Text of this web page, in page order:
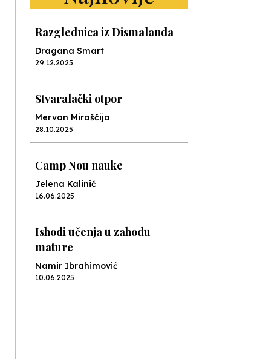
Razglednica iz Dismalanda
Dragana Smart
29.12.2025
Stvaralački otpor
Mervan Miraščija
28.10.2025
Camp Nou nauke
Jelena Kalinić
16.06.2025
Ishodi učenja u zahodu
mature
Namir Ibrahimović
10.06.2025